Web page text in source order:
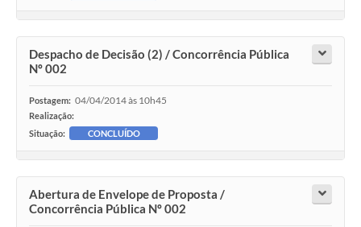
Despacho de Decisão (2) / Concorrência Pública
Nº 002
Postagem: 04/04/2014 às 10h45
Realização:
Situação:
CONCLUÍDO
Abertura de Envelope de Proposta /
Concorrência Pública Nº 002